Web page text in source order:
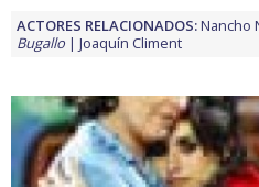
ACTORES RELACIONADOS:Nancho
Bugallo
Joaquín Climent